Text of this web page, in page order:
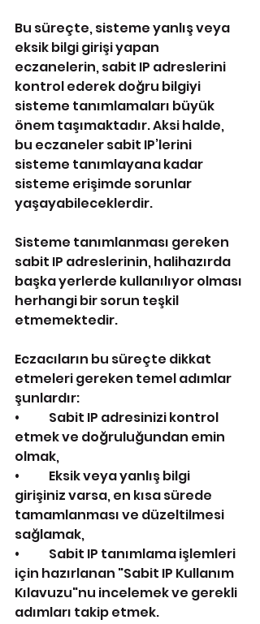
Bu süreçte, sisteme yanlış veya
eksik bilgi girişi yapan
eczanelerin, sabit IP adreslerini
kontrol ederek doğru bilgiyi
sisteme tanımlamaları büyük
önem taşımaktadır. Aksi halde,
bu eczaneler sabit IP’lerini
sisteme tanımlayana kadar
sisteme erişimde sorunlar
yaşayabileceklerdir.
Sisteme tanımlanması gereken
sabit IP adreslerinin, halihazırda
başka yerlerde kullanılıyor olması
herhangi bir sorun teşkil
etmemektedir.
Eczacıların bu süreçte dikkat
etmeleri gereken temel adımlar
şunlardır:
•            Sabit IP adresinizi kontrol
etmek ve doğruluğundan emin
olmak,
•            Eksik veya yanlış bilgi
girişiniz varsa, en kısa sürede
tamamlanması ve düzeltilmesi
sağlamak,
•            Sabit IP tanımlama işlemleri
için hazırlanan "Sabit IP Kullanım
Kılavuzu"nu incelemek ve gerekli
adımları takip etmek.